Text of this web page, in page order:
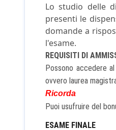
Lo studio delle
presenti le
domande a
l'esame.
REQUISITI DI
Possono accedere
ovvero laurea
Ricorda
Puoi usufruire del
ESAME FINALE